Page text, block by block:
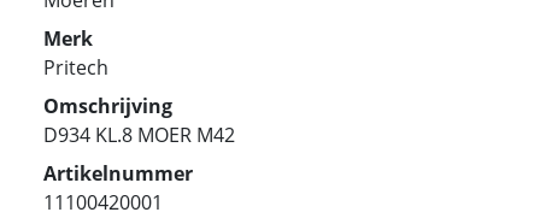
Merk
Pritech
Omschrijving
D934 KL.8 MOER M42
Artikelnummer
11100420001